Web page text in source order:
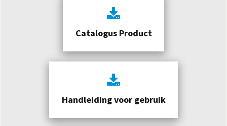
Catalogus Product
Handleiding voor gebruik